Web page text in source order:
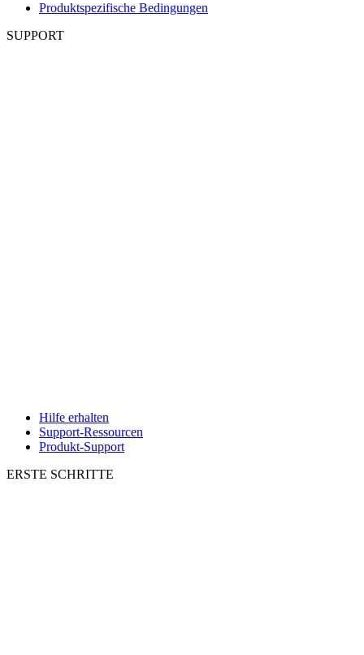
Produktspezifische Bedingungen
SUPPORT
Hilfe erhalten
Support-Ressourcen
Produkt-Support
ERSTE SCHRITTE